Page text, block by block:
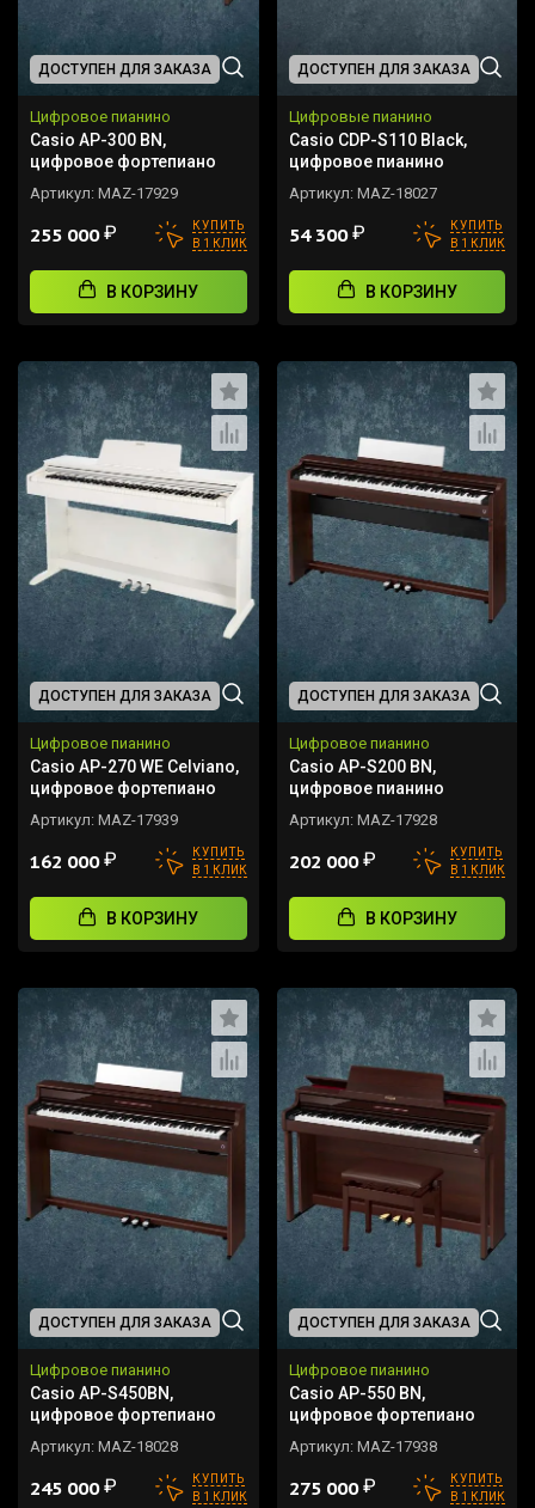
ДОСТУПЕН ДЛЯ ЗАКАЗА
Цифровое пианино
Casio AP-300 BN,
цифровое фортепиано
Артикул: MAZ-17929
255 000₽
КУПИТЬ
В 1 КЛИК
В КОРЗИНУ
ДОСТУПЕН ДЛЯ ЗАКАЗА
Цифровые пианино
Casio CDP-S110 Black,
цифровое пианино
Артикул: MAZ-18027
54 300₽
КУПИТЬ
В 1 КЛИК
В КОРЗИНУ
ДОСТУПЕН ДЛЯ ЗАКАЗА
Цифровое пианино
Casio AP-270 WE Celviano,
цифровое фортепиано
Артикул: MAZ-17939
162 000₽
КУПИТЬ
В 1 КЛИК
В КОРЗИНУ
ДОСТУПЕН ДЛЯ ЗАКАЗА
Цифровое пианино
Casio AP-S200 BN,
цифровое пианино
Артикул: MAZ-17928
202 000₽
КУПИТЬ
В 1 КЛИК
В КОРЗИНУ
ДОСТУПЕН ДЛЯ ЗАКАЗА
Цифровое пианино
Casio AP-S450BN,
цифровое фортепиано
Артикул: MAZ-18028
245 000₽
КУПИТЬ
В 1 КЛИК
ДОСТУПЕН ДЛЯ ЗАКАЗА
Цифровое пианино
Casio AP-550 BN,
цифровое фортепиано
Артикул: MAZ-17938
275 000₽
КУПИТЬ
В 1 КЛИК